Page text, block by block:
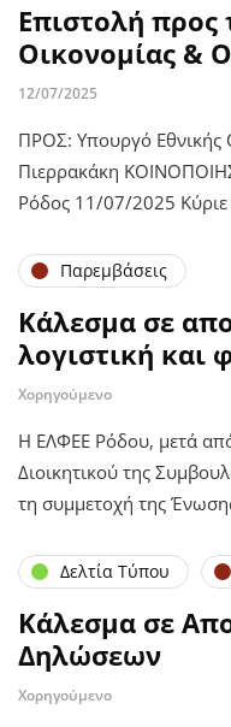
Επιστολή προς
Οικονομίας &
12/07/2025
ΠΡΟΣ: Υπουργό Εθνικής
Πιερρακάκη
Ρόδος 11/07/2025
Παρεμβάσεις
Κάλεσμα σε
λογιστική και
Χορηγούμενο
Η ΕΛΦΕΕ Ρόδου, μετά
Διοικητικού της
τη συμμετοχή της
Δελτία Τύπου
Κάλεσμα σε
Δηλώσεων
Χορηγούμενο